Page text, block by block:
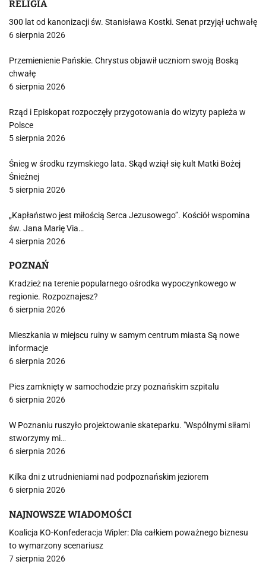
RELIGIA
300 lat od kanonizacji św. Stanisława Kostki. Senat przyjął uchwałę
6 sierpnia 2026
Przemienienie Pańskie. Chrystus objawił uczniom swoją Boską
chwałę
6 sierpnia 2026
Rząd i Episkopat rozpoczęły przygotowania do wizyty papieża w
Polsce
5 sierpnia 2026
Śnieg w środku rzymskiego lata. Skąd wziął się kult Matki Bożej
Śnieżnej
5 sierpnia 2026
„Kapłaństwo jest miłością Serca Jezusowego”. Kościół wspomina
św. Jana Marię Via…
4 sierpnia 2026
POZNAŃ
Kradzież na terenie popularnego ośrodka wypoczynkowego w
regionie. Rozpoznajesz?
6 sierpnia 2026
Mieszkania w miejscu ruiny w samym centrum miasta Są nowe
informacje
6 sierpnia 2026
Pies zamknięty w samochodzie przy poznańskim szpitalu
6 sierpnia 2026
W Poznaniu ruszyło projektowanie skateparku. "Wspólnymi siłami
stworzymy mi…
6 sierpnia 2026
Kilka dni z utrudnieniami nad podpoznańskim jeziorem
6 sierpnia 2026
NAJNOWSZE WIADOMOŚCI
Koalicja KO-Konfederacja Wipler: Dla całkiem poważnego biznesu
to wymarzony scenariusz
7 sierpnia 2026